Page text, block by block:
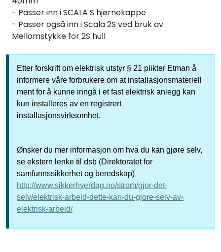
- Passer inn i SCALA S hjørnekappe
- Passer også inn i Scala 2S ved bruk av
Mellomstykke for 2S hull
Etter forskrift om elektrisk utstyr § 21 plikter Etman å
informere våre forbrukere om at installasjonsmateriell
ment for å kunne inngå i et fast elektrisk anlegg kan
kun installeres av en registrert
installasjonsvirksomhet.
Ønsker du mer informasjon om hva du kan gjøre selv,
se ekstern lenke til dsb (Direktoratet for
samfunnssikkerhet og beredskap)
http://www.sikkerhverdag.no/strom/gjor-det-
selv/elektrisk-arbeid-dette-kan-du-gjore-selv-av-
elektrisk-arbeid/